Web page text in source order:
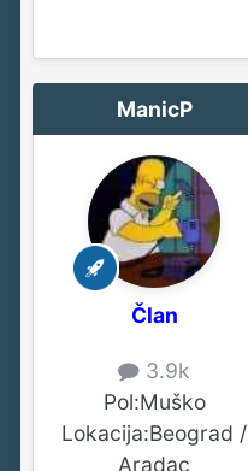
ManicP
Član
3.9k
Pol:Muško
Lokacija:Beograd /
Aradac